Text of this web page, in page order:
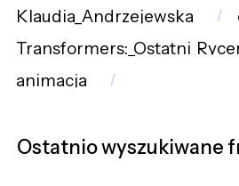
Klaudia_Andrzejewska
animacja
Ostatnio wyszukiwane